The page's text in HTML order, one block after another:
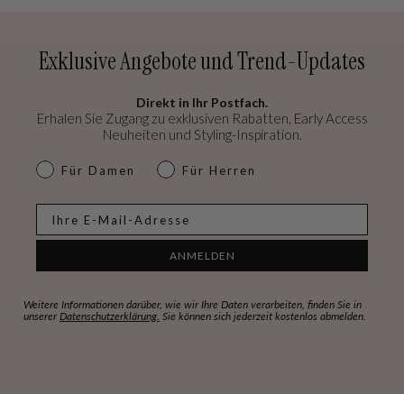
Exklusive Angebote und Trend-Updates
Direkt in Ihr Postfach.
Erhalen Sie Zugang zu exklusiven Rabatten, Early Access
Neuheiten und Styling-Inspiration.
dames & heren
Für Damen Für Herren
ANMELDEN
Weitere Informationen darüber, wie wir Ihre Daten verarbeiten, finden Sie in
unserer Datenschutzerklärung. Sie können sich jederzeit kostenlos abmelden.